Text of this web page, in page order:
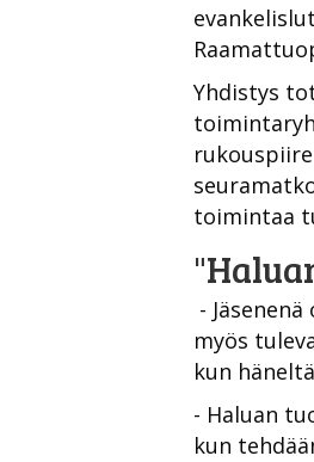
Yhdistys
toimintaa
-
myös
kun
- Haluan
kun